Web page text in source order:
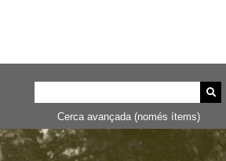
Cerca avançada (només ítems)